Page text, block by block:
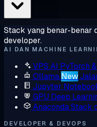
Stack yang benar-benar
developer.
AI DAN MACHINE
VPS AI PyTorch
Ollama New
Jupyter
GPU Deep
AnacondaStack
DEVELOPER & DEVOPS